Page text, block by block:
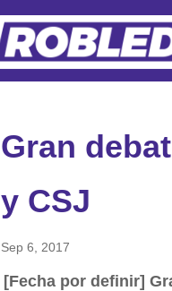
Gran
y CSJ
Sep 6, 2017
[Fecha por definir]